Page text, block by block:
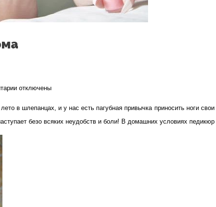
котключены
в шлепанцах, и у нас есть пагубная привычка приносить ноги
безо всяких неудобств и боли! В домашних условиях